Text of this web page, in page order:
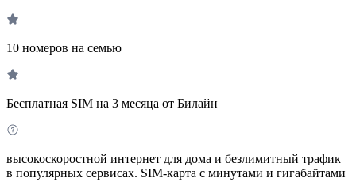
10 номеров на семью
Бесплатная SIM на 3 месяца от Билайн
высокоскоростной интернет для дома и безлимитный трафик
в популярных сервисах. SIM-карта с минутами и гигабайтами